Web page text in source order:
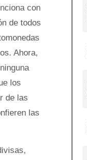
con
de todos
Ahora,
los
de las
las